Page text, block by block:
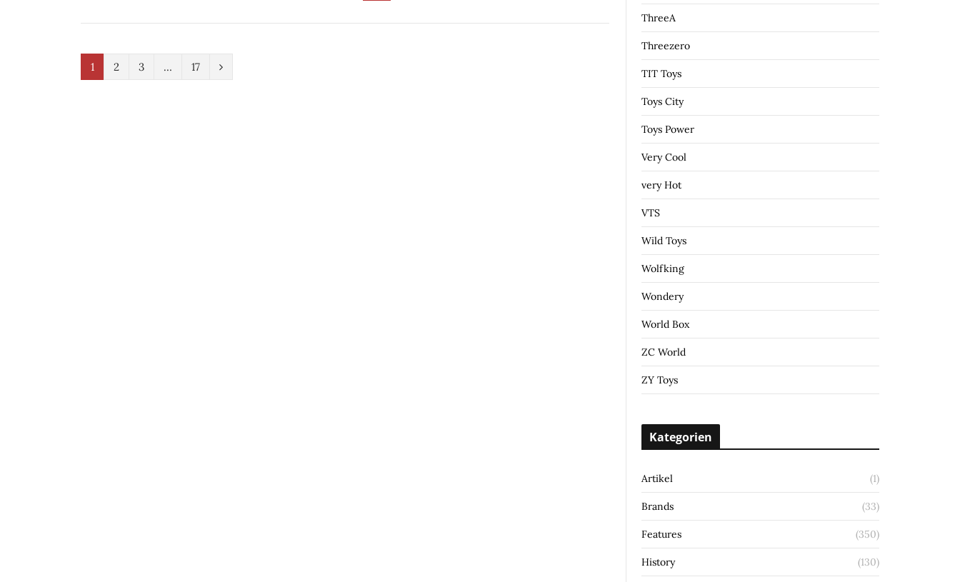
1 2 3 … 17
N
ThreeA
Threezero
TIT Toys
Toys City
Toys Power
Very Cool
very Hot
VTS
Wild Toys
Wolfking
Wondery
World Box
ZC World
ZY Toys
Kategorien
Artikel (1)
Brands (33)
Features (350)
History (130)